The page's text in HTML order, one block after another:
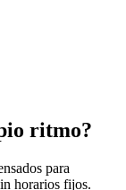
ritmo?
para
horarios fijos.